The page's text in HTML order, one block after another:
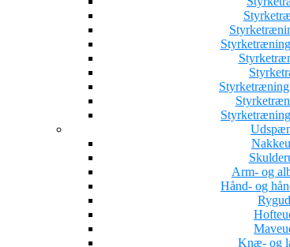
Arm- og
Hånd- og
Knæ- og